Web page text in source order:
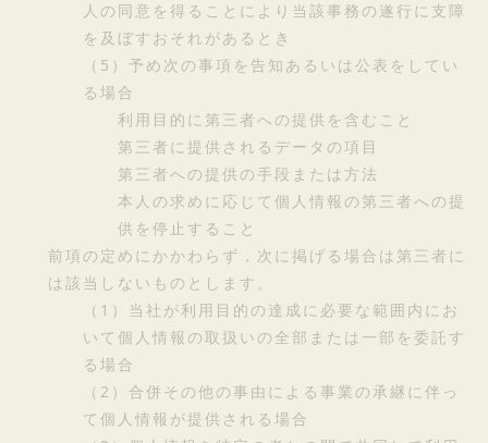
人の同意を得ることにより当該事務の遂行に支障
を及ぼすおそれがあるとき
（5）予め次の事項を告知あるいは公表をしてい
る場合
利用目的に第三者への提供を含むこと
第三者に提供されるデータの項目
第三者への提供の手段または方法
本人の求めに応じて個人情報の第三者への提
供を停止すること
前項の定めにかかわらず，次に掲げる場合は第三者に
は該当しないものとします。
（1）当社が利用目的の達成に必要な範囲内にお
いて個人情報の取扱いの全部または一部を委託す
る場合
（2）合併その他の事由による事業の承継に伴っ
て個人情報が提供される場合